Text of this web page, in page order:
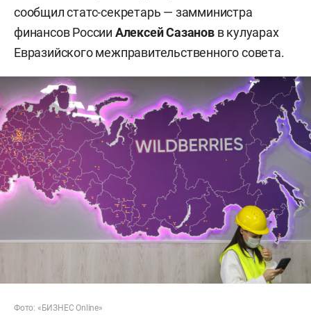
сообщил статс-секретарь — замминистра
финансов России Алексей Сазановв кулуарах
Евразийского межправительственного совета.
Фото: «БИЗНЕС Online»